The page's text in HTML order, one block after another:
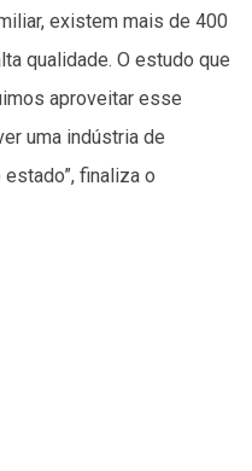
existem mais de 400
qualidade. O estudo que
aproveitar esse
uma indústria de
finaliza o